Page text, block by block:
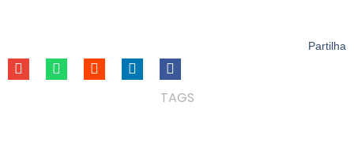
Partilha
TAGS